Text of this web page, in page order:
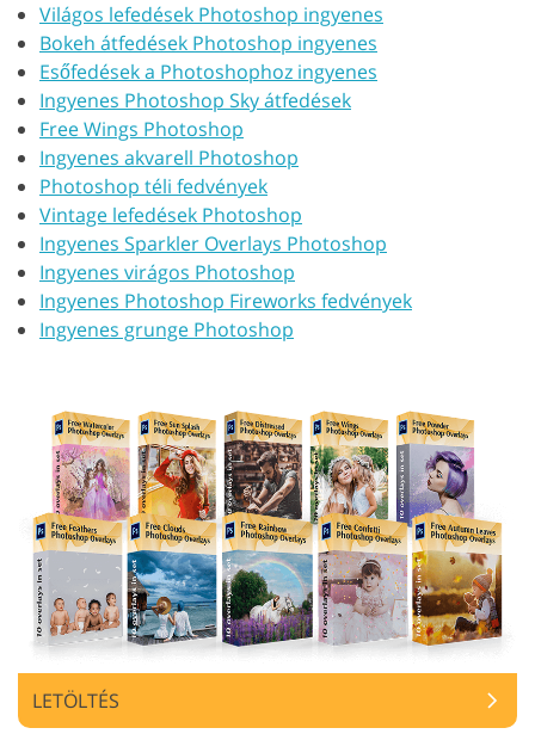
Világos lefedések Photoshop ingyenes
Bokeh átfedések Photoshop ingyenes
Esőfedések a Photoshophoz ingyenes
Ingyenes Photoshop Sky átfedések
Free Wings Photoshop
Ingyenes akvarell Photoshop
Photoshop téli fedvények
Vintage lefedések Photoshop
Ingyenes Sparkler Overlays Photoshop
Ingyenes virágos Photoshop
Ingyenes Photoshop Fireworks fedvények
Ingyenes grunge Photoshop
LETÖLTÉS